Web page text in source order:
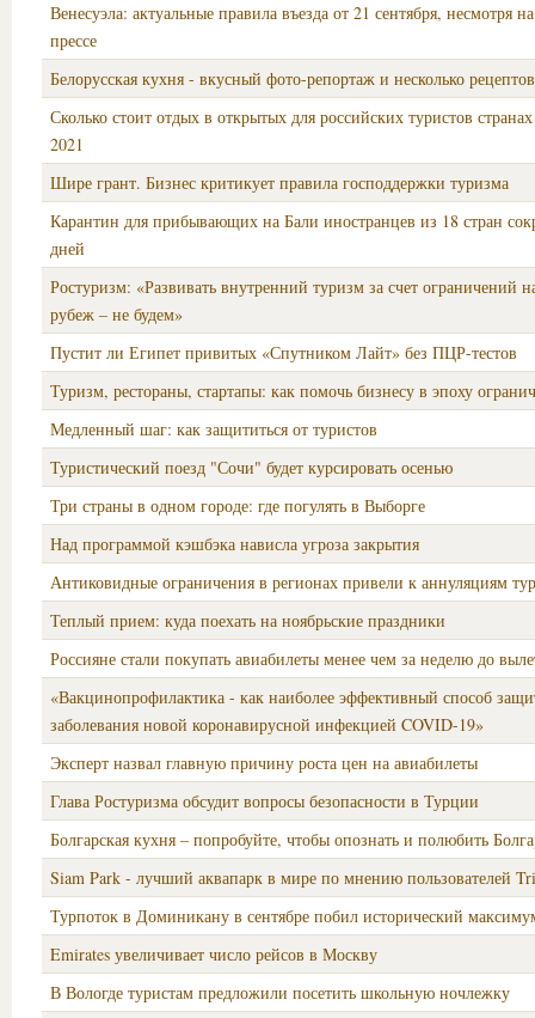
Венесуэла: актуальные правила въезда от 21 сентября, несмотря
прессе
Белорусская кухня - вкусный фото-репортаж и несколько рецептов
Сколько стоит отдых в открытых для российских туристов
2021
Шире грант. Бизнес критикует правила господдержки туризма
Карантин для прибывающих на Бали иностранцев из 18 стран
дней
Ростуризм: «Развивать внутренний туризм за счет ограничений
рубеж – не будем»
Пустит ли Египет привитых «Спутником Лайт» без ПЦР-тестов
Туризм, рестораны, стартапы: как помочь бизнесу в эпоху
Медленный шаг: как защититься от туристов
Туристический поезд "Сочи" будет курсировать осенью
Три страны в одном городе: где погулять в Выборге
Над программой кэшбэка нависла угроза закрытия
Антиковидные ограничения в регионах привели к аннуляциям
Теплый прием: куда поехать на ноябрьские праздники
Россияне стали покупать авиабилеты менее чем за неделю до
«Вакцинопрофилактика - как наиболее эффективный способ
заболевания новой коронавирусной инфекцией COVID-19»
Эксперт назвал главную причину роста цен на авиабилеты
Глава Ростуризма обсудит вопросы безопасности в Турции
Болгарская кухня – попробуйте, чтобы опознать и полюбить
Siam Park - лучший аквапарк в мире по мнению пользователей
Турпоток в Доминикану в сентябре побил исторический
Emirates увеличивает число рейсов в Москву
В Вологде туристам предложили посетить школьную ночлежку